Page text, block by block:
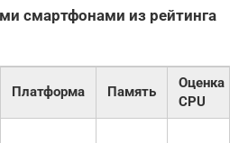
смартфонами из рейтинга
Платформа Память
Оценка
CPU